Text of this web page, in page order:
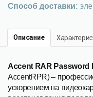
Способ доставки:
Описание
Accent RAR Password
AccentRPR) –
ускорением на